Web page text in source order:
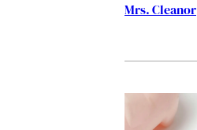
Mrs. Cleanor